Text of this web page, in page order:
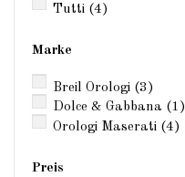
Tutti (4)
Marke
Breil Orologi (3)
Dolce & Gabbana (1)
Orologi Maserati (4)
Preis